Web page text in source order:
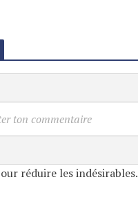
ton commentaire
réduire les indésirables.